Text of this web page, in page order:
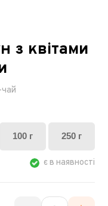
з квітами
100 г 250 г
є в наявності